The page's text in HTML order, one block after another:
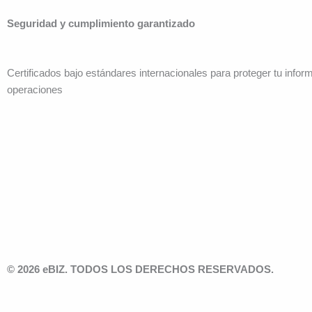
Seguridad y cumplimiento garantizado
Certificados bajo estándares internacionales para proteger tu
operaciones
© 2026 eBIZ. TODOS LOS DERECHOS RESERVADOS.